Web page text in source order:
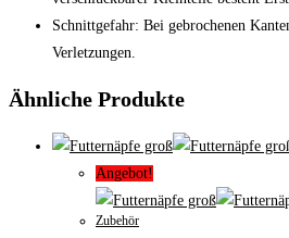
Schnittgefahr: Bei gebrochenen
Verletzungen.
Ähnliche Produkte
Angebot!
Zubehör